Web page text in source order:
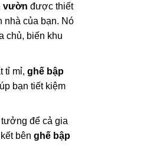
vườn được thiết
của bạn. Nó
chủ, biến khu
tỉ mỉ, ghế bập
bạn tiết kiệm
để cả gia
bên ghế bập